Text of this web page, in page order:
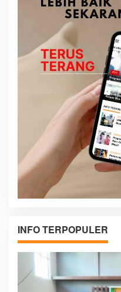
INFO TERPOPULER